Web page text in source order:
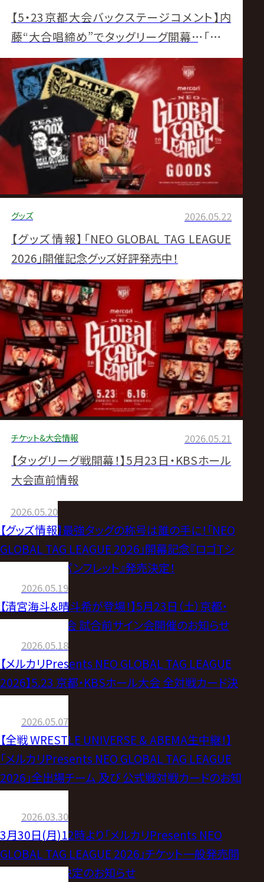
【5・23京都大会バックステージコメント】内
藤“大合唱締め”でタッグリーグ開幕…「俺と
BUSHIを目一杯楽しませ、悔しがらせてくれ
よ」▼グッドブラザーズがタッグリーグ完勝発
進 「世界一」強調でGHCタッグ獲り宣言▼ライ
コスジムを熱闘撃破、遠藤&HAYATAがタッグ
リーグ先陣マッチ制す「ちょっくら優勝や」
グッズ 2026.05.22
【グッズ情報】「NEO GLOBAL TAG LEAGUE
2026」開催記念グッズ好評発売中！
チケット&大会情報 2026.05.21
【タッグリーグ戦開幕！】5月23日・KBSホール
大会直前情報
2026.05.20
【グッズ情報】最強タッグの称号は誰の手に！「NEO
GLOBAL TAG LEAGUE 2026」開幕記念『ロゴTシ
ャツ』＆『公式パンフレット』発売決定！
2026.05.19
【清宮海斗&晴斗希が登場！】5月23日（土）京都・
KBSホール大会 試合前サイン会開催のお知らせ
2026.05.18
【メルカリPresents NEO GLOBAL TAG LEAGUE
2026】5.23 京都・KBSホール大会 全対戦カード決
2026.05.07
【全戦 WRESTLE UNIVERSE & ABEMA生中継！】
「メルカリPresents NEO GLOBAL TAG LEAGUE
2026」全出場チーム 及び 公式戦対戦カードのお知
2026.03.30
3月30日(月)12時より「メルカリPresents NEO
GLOBAL TAG LEAGUE 2026」チケット一般発売開
始！大会ロゴ決定のお知らせ